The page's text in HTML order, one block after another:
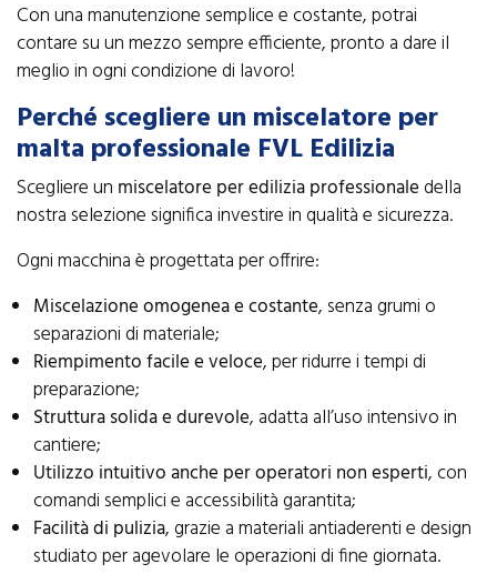
Con una manutenzione semplice e costante, potrai
contare su un mezzo sempre efficiente, pronto a dare il
meglio in ogni condizione di lavoro!
Perché scegliere un miscelatore per
malta professionale FVL Edilizia
Scegliere un miscelatore per edilizia professionaledella
nostra selezione significa investire in qualità e sicurezza.
Ogni macchina è progettata per offrire:
Miscelazione omogenea e costante, senza grumi o
separazioni di materiale;
Riempimento facile e veloce, per ridurre i tempi di
preparazione;
Struttura solida e durevole, adatta all’uso intensivo in
cantiere;
Utilizzo intuitivo anche per operatori non esperti, con
comandi semplici e accessibilità garantita;
Facilità di pulizia, grazie a materiali antiaderenti e design
studiato per agevolare le operazioni di fine giornata.